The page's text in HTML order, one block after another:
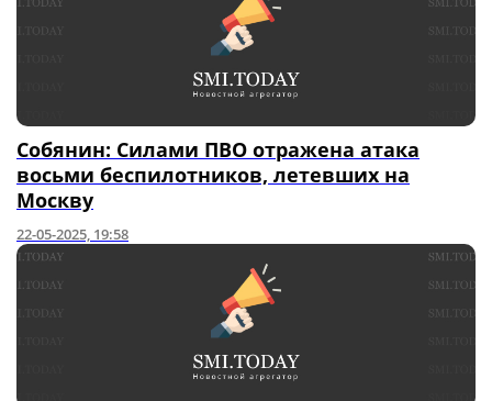
Собянин: Силами ПВО отражена атака
восьми беспилотников, летевших на
Москву
22-05-2025, 19:58